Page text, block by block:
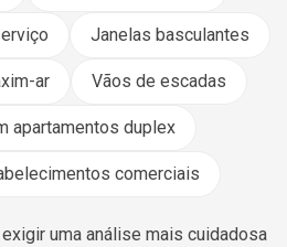
Janelas basculantes
ar Vãos de escadas
apartamentos duplex
comerciais
uma análise mais cuidadosa